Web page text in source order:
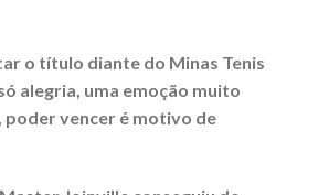
o título diante do Minas Tenis
alegria, uma emoção muito
vencer é motivo de